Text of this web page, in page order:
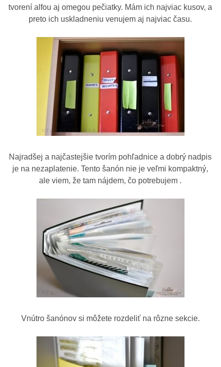
tvorení alfou aj omegou pečiatky. Mám ich najviac kusov, a
preto ich uskladneniu venujem aj najviac času.
Najradšej a najčastejšie tvorím pohľadnice a dobrý nadpis
je na nezaplatenie. Tento šanón nie je veľmi kompaktný,
ale viem, že tam nájdem, čo potrebujem .
Vnútro šanónov si môžete rozdeliť na rôzne sekcie.